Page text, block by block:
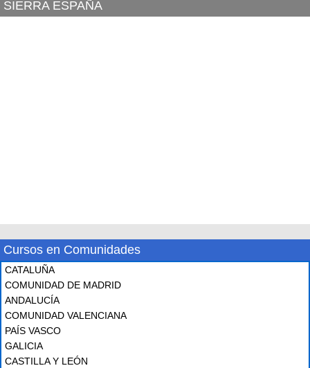
SIERRA ESPAÑA
Cursos en Comunidades
CATALUÑA
COMUNIDAD DE MADRID
ANDALUCÍA
COMUNIDAD VALENCIANA
PAÍS VASCO
GALICIA
CASTILLA Y LEÓN